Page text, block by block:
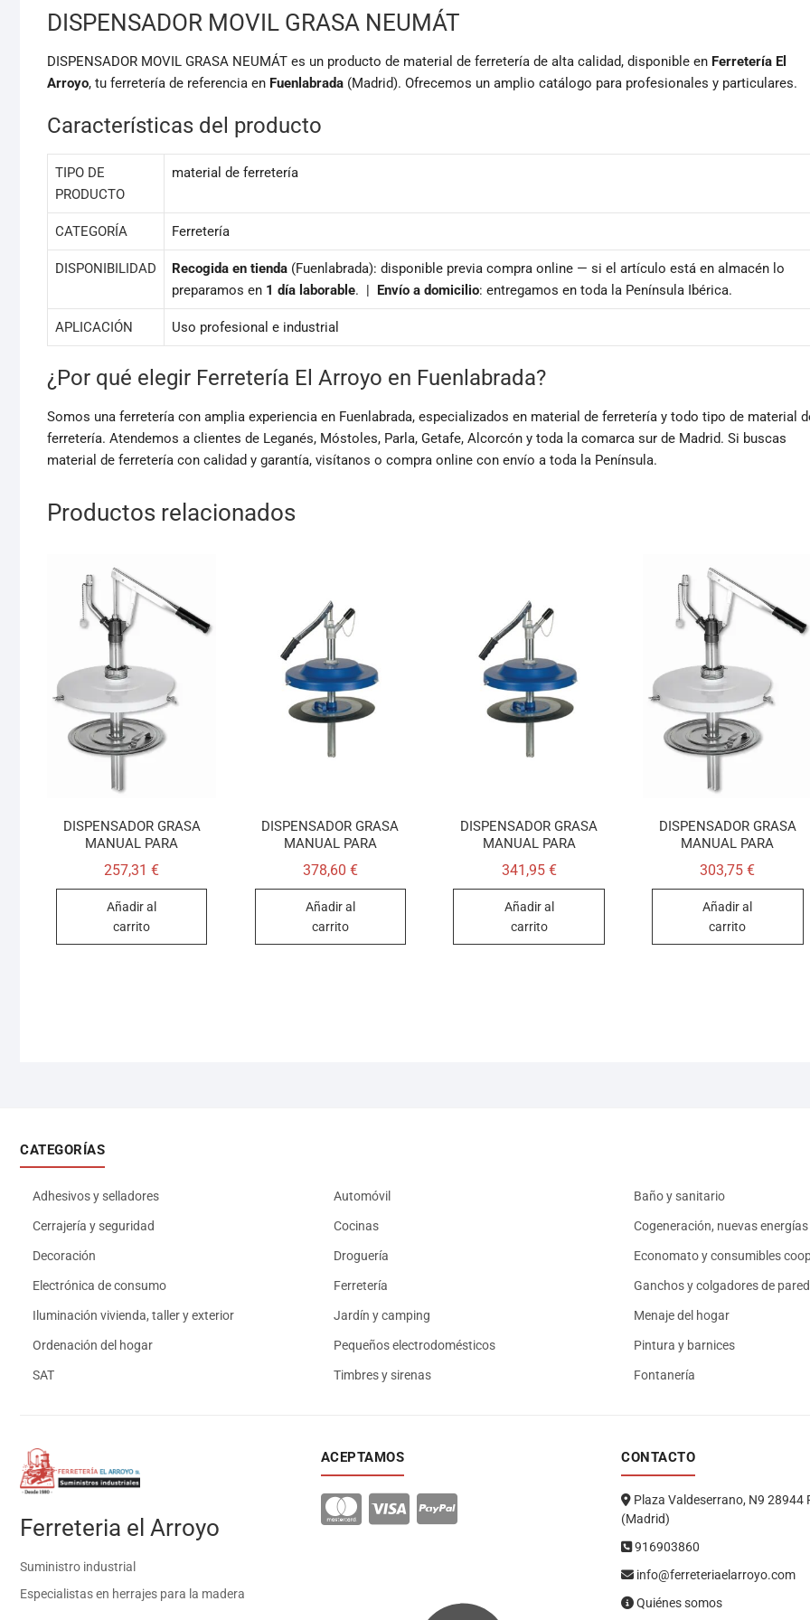
DISPENSADOR MOVIL GRASA NEUMÁT
DISPENSADOR MOVIL GRASA NEUMÁT es un producto de material de ferretería de alta calidad, disponible en Ferretería El
Arroyo, tu ferretería de referencia en Fuenlabrada (Madrid). Ofrecemos un amplio catálogo para profesionales y particulares.
Características del producto
TIPO DE
PRODUCTO
material de ferretería
CATEGORÍA Ferretería
DISPONIBILIDAD Recogida en tienda (Fuenlabrada): disponible previa compra online — si el artículo está en almacén lo
preparamos en 1 día laborable. | Envío a domicilio: entregamos en toda la Península Ibérica.
APLICACIÓN Uso profesional e industrial
¿Por qué elegir Ferretería El Arroyo en Fuenlabrada?
Somos una ferretería con amplia experiencia en Fuenlabrada, especializados en material de ferretería y todo tipo de material
ferretería. Atendemos a clientes de Leganés, Móstoles, Parla, Getafe, Alcorcón y toda la comarca sur de Madrid. Si buscas
material de ferretería con calidad y garantía, visítanos o compra online con envío a toda la Península.
Productos relacionados
DISPENSADOR GRASA
MANUAL PARA
257,31€
Añadir al
carrito
DISPENSADOR GRASA
MANUAL PARA
378,60 €
Añadir al
carrito
DISPENSADOR GRASA
MANUAL PARA
341,95 €
Añadir al
carrito
DISPENSADOR GRASA
MANUAL PARA
303,75€
Añadir al
carrito
CATEGORÍAS
Adhesivos y selladores Automóvil Baño y sanitario
Cerrajería y seguridad Cocinas Cogeneración, nuevas
Decoración Droguería Economato y consumibles
Electrónica de consumo Ferretería Ganchos y colgadores de pared
Iluminación vivienda, taller y exterior Jardín y camping Menaje del hogar
Ordenación del hogar Pequeños electrodomésticos Pintura y barnices
SAT Timbres y sirenas Fontanería
Ferreteria el Arroyo
Suministro industrial
Especialistas en herrajes para la madera
ACEPTAMOS CONTACTO
Plaza Valdeserrano, N9 28944
(Madrid)
916903860
info@ferreteriaelarroyo.com
Quiénes somos